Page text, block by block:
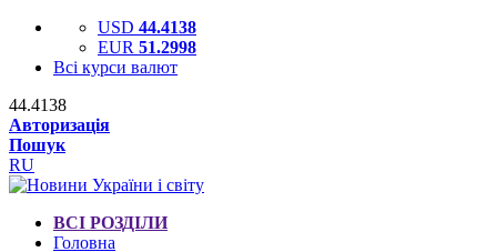
USD 44.4138
EUR 51.2998
Всі курси валют
44.4138
Авторизація
Пошук
RU
ВСІ РОЗДІЛИ
Головна